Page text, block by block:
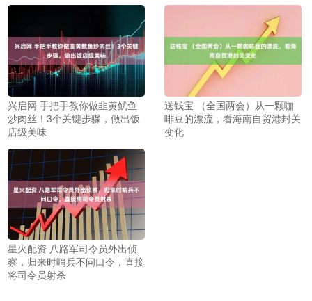
兴启网 手把手教你做韭黄鱿鱼
炒肉丝！3个关键步骤，做出饭
店级美味
送钱宝 （全国两会）从一颗咖
啡豆的漂流，看海南自贸港封关
变化
星火配资 八路军司令员外出侦
察，归来时哨兵不问口令，直接
将司令员射杀